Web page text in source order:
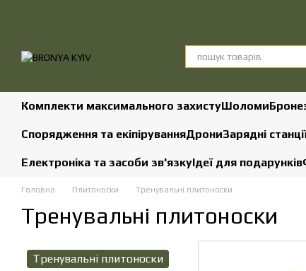
Комплекти максимального захистуШоломи
Спорядження та екіпіруванняДрониЗарядні
Електроніка та засоби зв'язкуІдеї для подарунків
Головна Плитоноски Тренувальні плитоноски
Тренувальні плитоноски
Тренувальні плитоноски